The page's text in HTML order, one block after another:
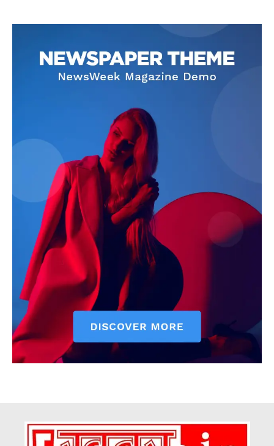
Contact us
Subscription Plans
My account